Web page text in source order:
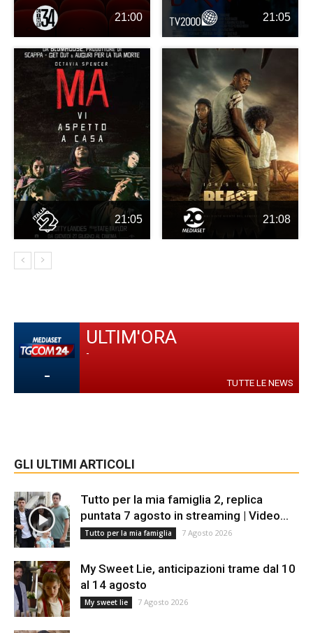
21:00 21:05
21:05 21:08
-
ULTIM'ORA
-
TUTTE LE NEWS
GLI ULTIMI ARTICOLI
Tutto per la mia famiglia 2, replica
puntata 7 agosto in streaming | Video...
Tutto per la mia famiglia 7 Agosto 2026
My Sweet Lie, anticipazioni trame dal 10
al 14 agosto
My sweet lie 7 Agosto 2026